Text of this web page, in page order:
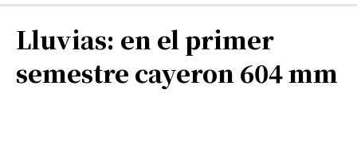
Lluvias: en el primer
semestre cayeron 604 mm